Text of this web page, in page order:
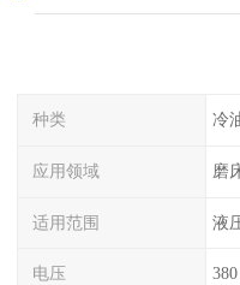
种类 冷
应用领域 磨
适用范围 液
电压 380